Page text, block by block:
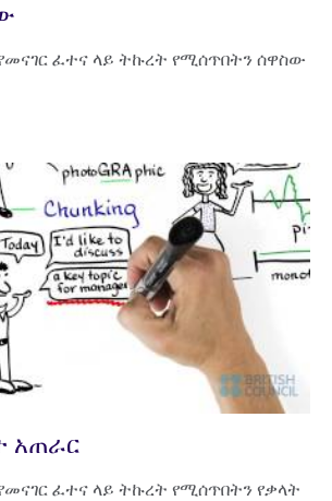
ፈተና ላይ ትኩረት የሚሰጥበትን ሰዋስው
አጠራር
ፈተና ላይ ትኩረት የሚሰጥበትን የቃላት